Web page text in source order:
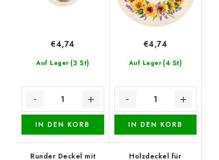
Auf Lager (3 St)
€4,74
IN DEN KORB
Auf Lager (4 St)
€4,74
IN DEN KORB
Runder Deckel mit
Holzdeckel für